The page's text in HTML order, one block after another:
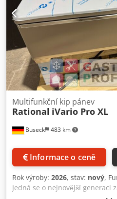
Buseck 483 km
Multifunkční kip pánev
Rational iVario Pro XL
Informace o ceně
Rok výroby: 2026, stav: nový,
Jedná se o nejnovější generaci